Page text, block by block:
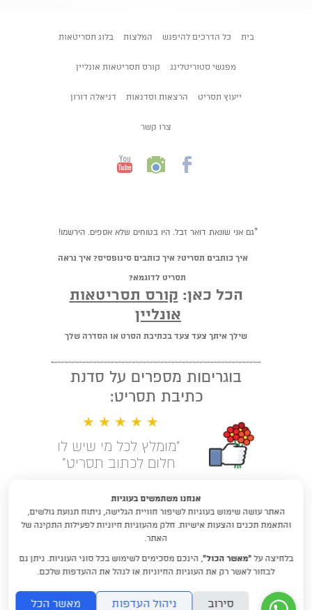
בית כל הדרכים להיפגש המלצות בלוג תסריטאות
מפגשי סטוריטלינג קורס תסריטאות אונליין
ייעוץ תסריט הרצאות וסדנאות דניאלה דורון
צרו קשר
*גם אני שונאת דואר זבל. היו בטוחים שלא אספים. הירשמו!
איך כותבים תסריט? איך כותבים סינופסיס? איך נראה
תסריט לדוגמא?
הכל כאן: קורס תסריטאות
אונליין
שילך איתך צעד צעד בכתיבת הסרט או הסדרה שלך
בוגריםות מספרים על סדנת
כתיבת תסריט:
★ ★ ★ ★ ★
"מומלץ לכל מי שיש לו
חלום לכתוב תסריט"
לימודי תסריטאות וסטוריטלינג עם
דניאלה דורון
DraftRishon@gmail.com
אנחנו משתמשים בעוגיות
האתר עושה שימוש בעוגיות לשיפור חוויית הגלישה, ניתוח תנועת גולשים,
והתאמת תכנים והצעות אישיות. חלק מהעוגיות חיוניות לפעילות התקינה של
האתר.
בלחיצה על “מאשר הכול”, הינכם מסכימים לשימוש בכל סוגי העוגיות. ניתן גם
לבחור לאשר רק את העוגיות החיוניות או לנהל את ההעדפות שלכם.
סירוב ניהול העדפות מאשר הכל